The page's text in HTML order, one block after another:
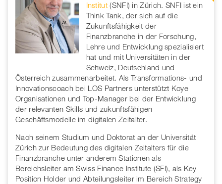
Institut (SNFI) in Zürich. SNFI ist ein
Think Tank, der sich auf die
Zukunftsfähigkeit der
Finanzbranche in der Forschung,
Lehre und Entwicklung spezialisiert
hat und mit Universitäten in der
Schweiz, Deutschland und
Österreich zusammenarbeitet. Als Transformations- und
Innovationscoach bei LOS Partners unterstützt Koye
Organisationen und Top-Manager bei der Entwicklung
der relevanten Skills und zukunftsfähigen
Geschäftsmodelle im digitalen Zeitalter.
Nach seinem Studium und Doktorat an der Universität
Zürich zur Bedeutung des digitalen Zeitalters für die
Finanzbranche unter anderem Stationen als
Bereichsleiter am Swiss Finance Institute (SFI), als Key
Position Holder und Abteilungsleiter im Bereich Strategy